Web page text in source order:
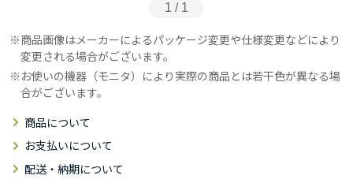
1 / 1
商品画像はメーカーによるパッケージ変更や仕様変更などにより
変更される場合がございます。
お使いの機器（モニタ）により実際の商品とは若干色が異なる場
合がございます。
商品について
お支払いについて
配送・納期について